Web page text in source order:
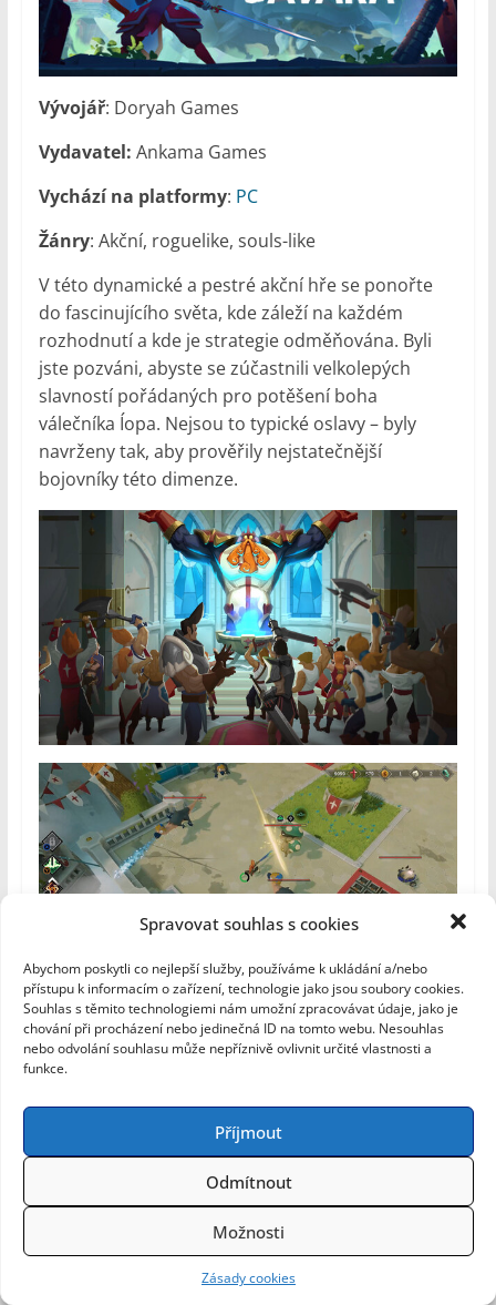
Spravovat souhlas s cookies
Abychom poskytli co nejlepší služby, používáme k ukládání a/nebo
přístupu k informacím o zařízení, technologie jako jsou soubory cookies.
Souhlas s těmito technologiemi nám umožní zpracovávat údaje, jako je
chování při procházení nebo jedinečná ID na tomto webu. Nesouhlas
nebo odvolání souhlasu může nepříznivě ovlivnit určité vlastnosti a
funkce.
Příjmout
Odmítnout
Možnosti
Zásady cookies
Vývojář: Doryah Games
Vydavatel: Ankama Games
Vychází na platformy: PC
Žánry: Akční, roguelike, souls-like
V této dynamické a pestré akční hře se ponořte
do fascinujícího světa, kde záleží na každém
rozhodnutí a kde je strategie odměňována. Byli
jste pozváni, abyste se zúčastnili velkolepých
slavností pořádaných pro potěšení boha
válečníka Íopa. Nejsou to typické oslavy – byly
navrženy tak, aby prověřily nejstatečnější
bojovníky této dimenze.
Klepnutím přijměte marketingové
soubory cookie a povolte tento obsah